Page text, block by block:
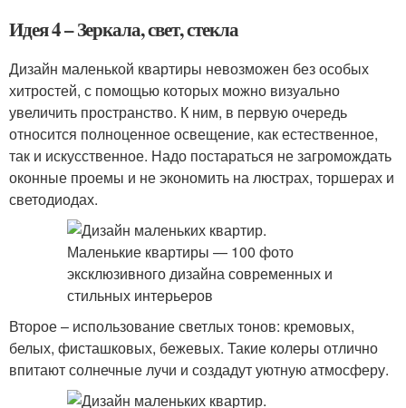
Идея 4 – Зеркала, свет, стекла
Дизайн маленькой квартиры невозможен без особых
хитростей, с помощью которых можно визуально
увеличить пространство. К ним, в первую очередь
относится полноценное освещение, как естественное,
так и искусственное. Надо постараться не загромождать
оконные проемы и не экономить на люстрах, торшерах и
светодиодах.
Второе – использование светлых тонов: кремовых,
белых, фисташковых, бежевых. Такие колеры отлично
впитают солнечные лучи и создадут уютную атмосферу.